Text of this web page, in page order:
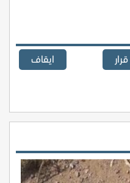
قرار
ايقاف